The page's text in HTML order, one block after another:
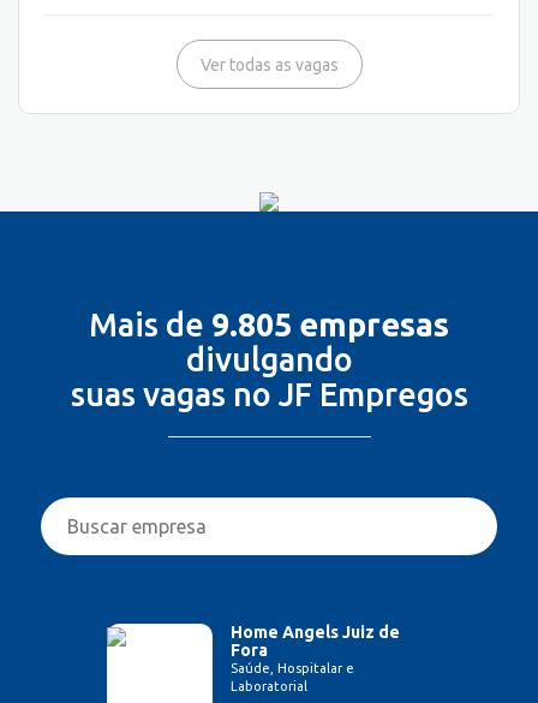
Ver todas as vagas
Mais de 9.805 empresas
divulgando
suas vagas no JF Empregos
Home Angels Juiz de
Fora
Saúde, Hospitalar e
Laboratorial